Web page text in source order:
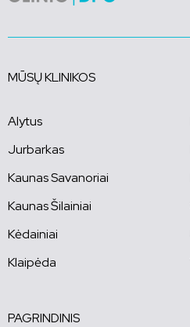
MŪSŲ KLINIKOS
Alytus
Jurbarkas
Kaunas Savanoriai
Kaunas Šilainiai
Kėdainiai
Klaipėda
PAGRINDINIS